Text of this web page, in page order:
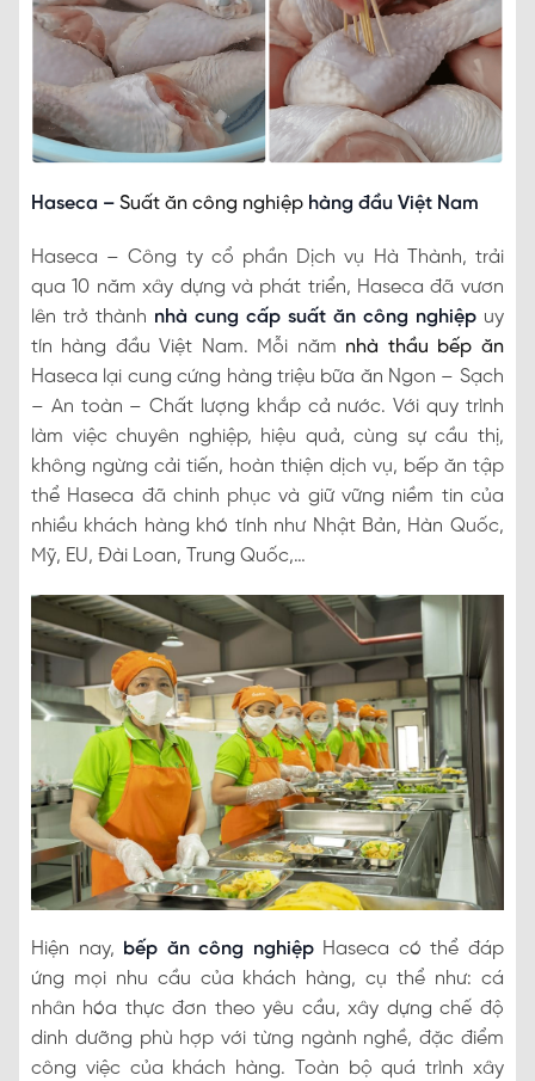
Haseca – Suất ăn công nghiệp hàng đầu Việt Nam
Haseca – Công ty cổ phần Dịch vụ Hà Thành, trải
qua 10 năm xây dựng và phát triển, Haseca đã vươn
lên trở thành nhà cung cấp suất ăn công nghiệpuy
tín hàng đầu Việt Nam. Mỗi năm nhà thầu bếp ăn
Haseca lại cung cứng hàng triệu bữa ăn Ngon – Sạch
– An toàn – Chất lượng khắp cả nước. Với quy trình
làm việc chuyên nghiệp, hiệu quả, cùng sự cầu thị,
không ngừng cải tiến, hoàn thiện dịch vụ, bếp ăn tập
thể Haseca đã chinh phục và giữ vững niềm tin của
nhiều khách hàng khó tính như Nhật Bản, Hàn Quốc,
Mỹ, EU, Đài Loan, Trung Quốc,…
Hiện nay, bếp ăn công nghiệpHaseca có thể đáp
ứng mọi nhu cầu của khách hàng, cụ thể như: cá
nhân hóa thực đơn theo yêu cầu, xây dựng chế độ
dinh dưỡng phù hợp với từng ngành nghề, đặc điểm
công việc của khách hàng. Toàn bộ quá trình xây